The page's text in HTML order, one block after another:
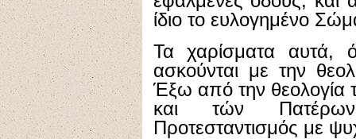
ίδιο το ευλογημένο
Τα χαρίσματα αυτά,
ασκούνται με την
Έξω από την
και τών Πατέρων
Προτεσταντισμός με